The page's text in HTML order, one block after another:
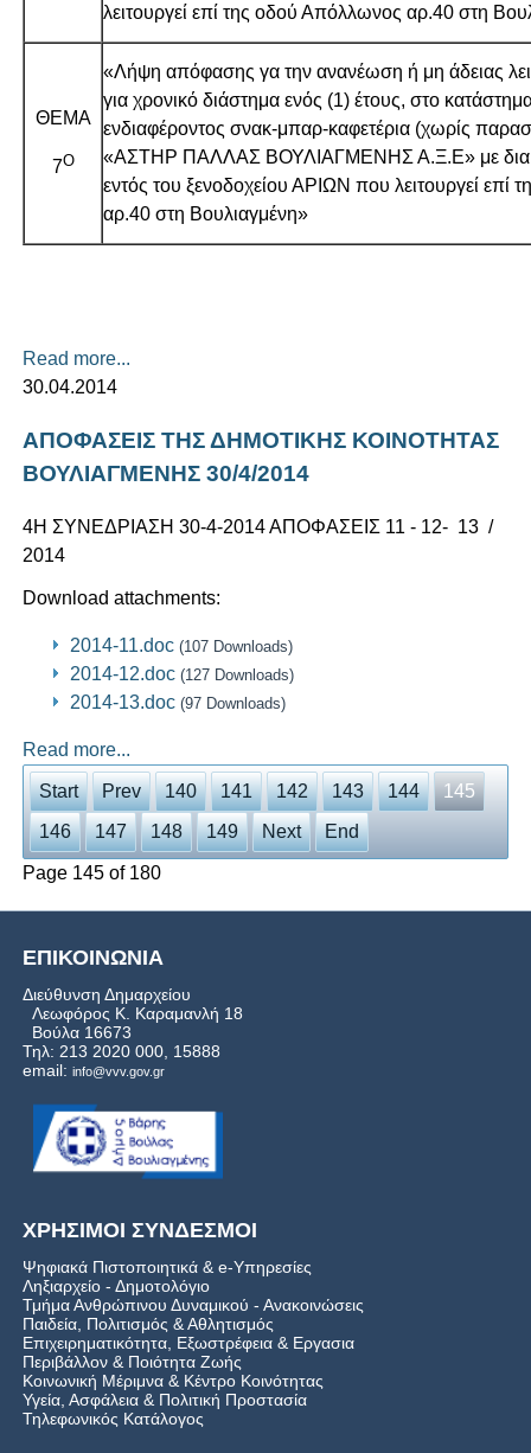
λειτουργεί επί της οδού Απόλλωνος αρ.40 στη
ΘΕΜΑ
7Ο
«Λήψη απόφασης γα την ανανέωση ή μη άδειας
για χρονικό διάστημα ενός (1) έτους, στο
ενδιαφέροντος σνακ-μπαρ-καφετέρια (χωρίς
«ΑΣΤΗΡ ΠΑΛΛΑΣ ΒΟΥΛΙΑΓΜΕΝΗΣ Α.Ξ.Ε» με
εντός του ξενοδοχείου ΑΡΙΩΝ που λειτουργεί επί
αρ.40 στη Βουλιαγμένη»
Read more...
30.04.2014
ΑΠΟΦΑΣΕΙΣ ΤΗΣ ΔΗΜΟΤΙΚΗΣ ΚΟΙΝΟΤΗΤΑΣ
ΒΟΥΛΙΑΓΜΕΝΗΣ 30/4/2014
4Η ΣΥΝΕΔΡΙΑΣΗ 30-4-2014 ΑΠΟΦΑΣΕΙΣ 11 - 12- 13 /
2014
Download attachments:
2014-11.doc(107 Downloads)
2014-12.doc(127 Downloads)
2014-13.doc(97 Downloads)
Read more...
Start Prev 140 141 142 143 144
145
146
147 148 149 Next End
Page 145 of 180
ΕΠΙΚΟΙΝΩΝΙΑ
Διεύθυνση Δημαρχείου
Λεωφόρος Κ. Καραμανλή 18
Βούλα 16673
Τηλ: 213 2020 000, 15888
email: info@vvv.gov.gr
ΧΡΗΣΙΜΟΙ ΣΥΝΔΕΣΜΟΙ
Ψηφιακά Πιστοποιητικά & e-Υπηρεσίες
Ληξιαρχείο - Δημοτολόγιο
Τμήμα Ανθρώπινου Δυναμικού - Ανακοινώσεις
Παιδεία, Πολιτισμός & Αθλητισμός
Επιχειρηματικότητα, Εξωστρέφεια & Εργασια
Περιβάλλον & Ποιότητα Ζωής
Kοινωνική Μέριμνα & Κέντρο Κοινότητας
Υγεία, Ασφάλεια & Πολιτική Προστασία
Τηλεφωνικός Κατάλογος